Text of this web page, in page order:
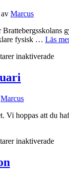
av Marcus
fysisk … Läs
inaktiveradeför
Marcus
Vi hoppas att du
inaktiveradeför